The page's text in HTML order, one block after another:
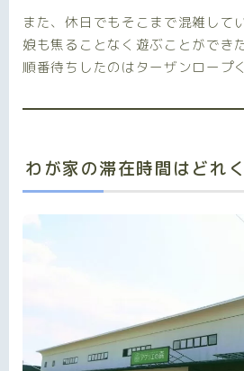
また、休日でもそこまで混雑して
娘も焦ることなく遊ぶことができ
順番待ちしたのはターザンロープ
わが家の滞在時間はどれ